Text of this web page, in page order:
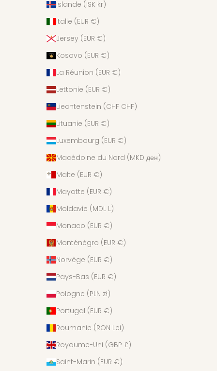
Islande (ISK kr)
Italie (EUR €)
Jersey (EUR €)
Kosovo (EUR €)
La Réunion (EUR €)
Lettonie (EUR €)
Liechtenstein (CHF CHF)
Lituanie (EUR €)
Luxembourg (EUR €)
Macédoine du Nord (MKD ден)
Malte (EUR €)
Mayotte (EUR €)
Moldavie (MDL L)
Monaco (EUR €)
Monténégro (EUR €)
Norvège (EUR €)
Pays-Bas (EUR €)
Pologne (PLN zł)
Portugal (EUR €)
Roumanie (RON Lei)
Royaume-Uni (GBP £)
Saint-Marin (EUR €)